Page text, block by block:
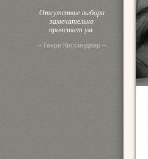
Отсутствие выбора
замечательно
проясняет ум.
– Генри Киссинджер –